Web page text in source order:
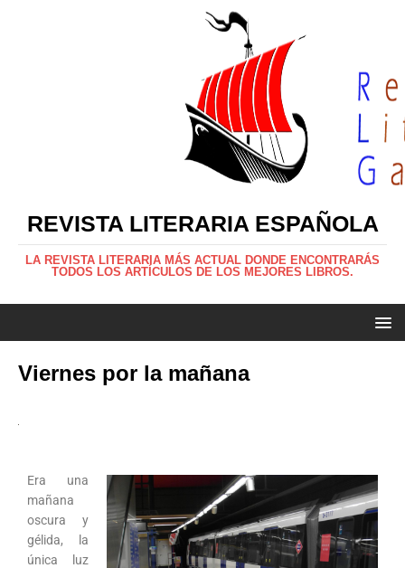
REVISTA LITERARIA ESPAÑOLA
LA REVISTA LITERARIA MÁS ACTUAL DONDE ENCONTRARÁS
TODOS LOS ARTÍCULOS DE LOS MEJORES LIBROS.
Viernes por la mañana
Era una
mañana
oscura y
gélida, la
única luz